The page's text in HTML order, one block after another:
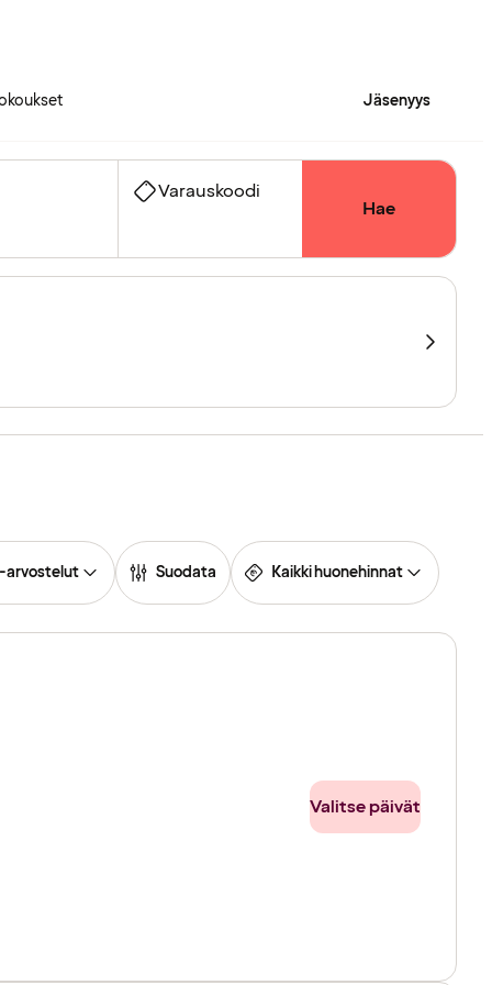
Jäsenyys
Varauskoodi
Hae
arvostelut Suodata Kaikki huonehinnat
Valitse päivät